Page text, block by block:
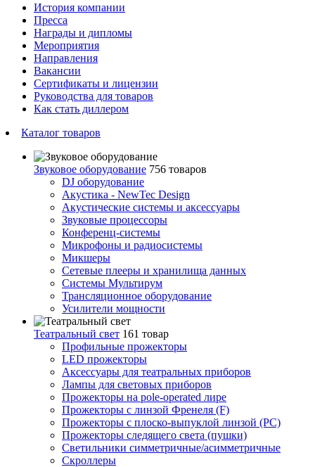
История компании
Пресса
Награды и дипломы
Мероприятия
Направления
Вакансии
Сертификаты и лицензии
Руководства для товаров
Как стать диллером
Каталог товаров
Звуковое оборудование 756 товаров
DJ оборудование
Акустика - NewTec Design
Акустические системы и аксессуары
Звуковые процессоры
Конференц-системы
Микрофоны и радиосистемы
Микшеры
Сетевые плееры и хранилища данных
Системы Мультирум
Трансляционное оборудование
Усилители мощности
Театральный свет 161 товар
Профильные прожекторы
LED прожекторы
Аксессуары для театральных приборов
Лампы для световых приборов
Прожекторы на pole-operated лире
Прожекторы с линзой Френеля (F)
Прожекторы с плоско-выпуклой линзой (PC)
Прожекторы следящего света (пушки)
Светильники симметричные/асимметричные
Скроллеры